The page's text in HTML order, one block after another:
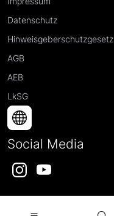
Datenschutz
Hinweisgeberschutzgesetz
AGB
AEB
LkSG
Social Media
InstagramYouTube